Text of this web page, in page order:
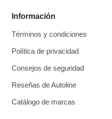
Información
Términos y condiciones
Política de privacidad
Consejos de seguridad
Reseñas de Autoline
Catálogo de marcas